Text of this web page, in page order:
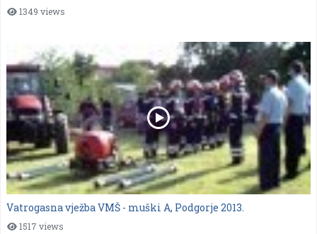
1349 views
Vatrogasna vježba VMŠ - muški A, Podgorje 2013.
1517 views